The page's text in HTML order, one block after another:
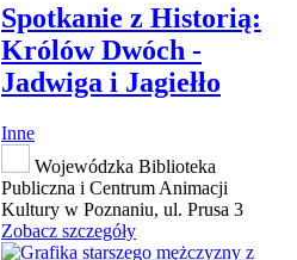
Spotkanie z Historią:
Królów Dwóch -
Jadwiga i Jagiełło
Inne
Wojewódzka Biblioteka
Publiczna i Centrum Animacji
Kultury w Poznaniu, ul. Prusa 3
Zobacz szczegóły